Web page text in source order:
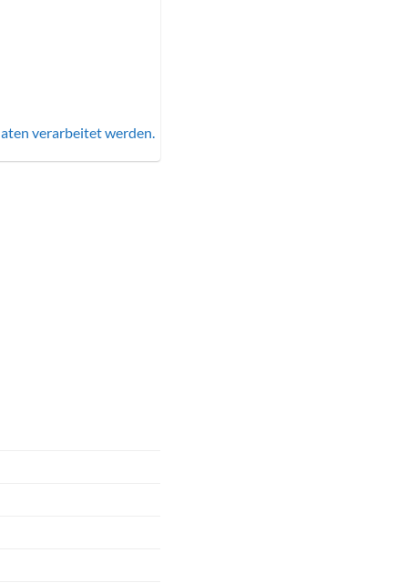
verarbeitet werden.